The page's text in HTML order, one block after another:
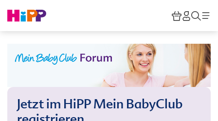
HiPP
Jetzt im HiPP Mein BabyClub